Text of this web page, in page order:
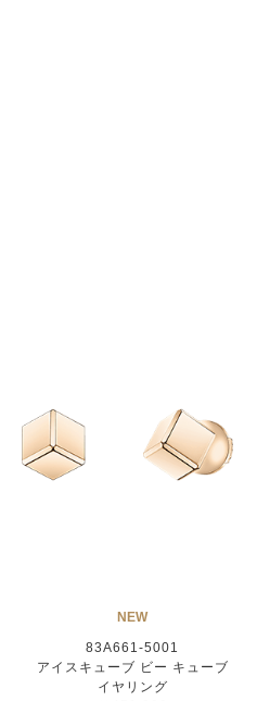
NEW
83A661-5001
アイスキューブ ビー キューブ
イヤリング